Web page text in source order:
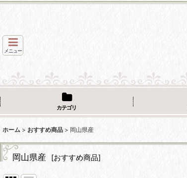
メニュー
カテゴリ
ホーム > おすすめ商品 > 岡山県産
岡山県産 [おすすめ商品]